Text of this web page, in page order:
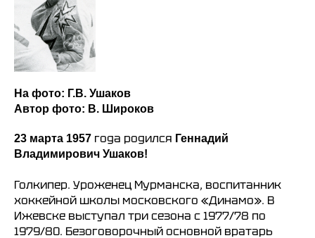
На фото: Г.В. Ушаков
Автор фото: В. Широков
23 марта 1957 года родился Геннадий
Владимирович Ушаков!
Голкипер. Уроженец Мурманска, воспитанник
хоккейной школы московского «Динамо». В
Ижевске выступал три сезона с 1977/78 по
1979/80. Безоговорочный основной вратарь
ХК«Ижсталь»
Администрация
Состав команды
Тренерский штаб
НМХК«Прогресс »
Тренерский штаб
Календарь МХЛ
Состав команды